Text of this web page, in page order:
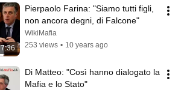
7:36
Pierpaolo Farina: "Siamo tutti figli,
non ancora degni, di Falcone"
WikiMafia
253 views • 10 years ago
Di Matteo: "Così hanno dialogato la
Mafia e lo Stato"